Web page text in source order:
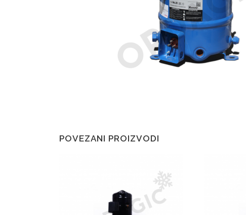
POVEZANI PROIZVODI